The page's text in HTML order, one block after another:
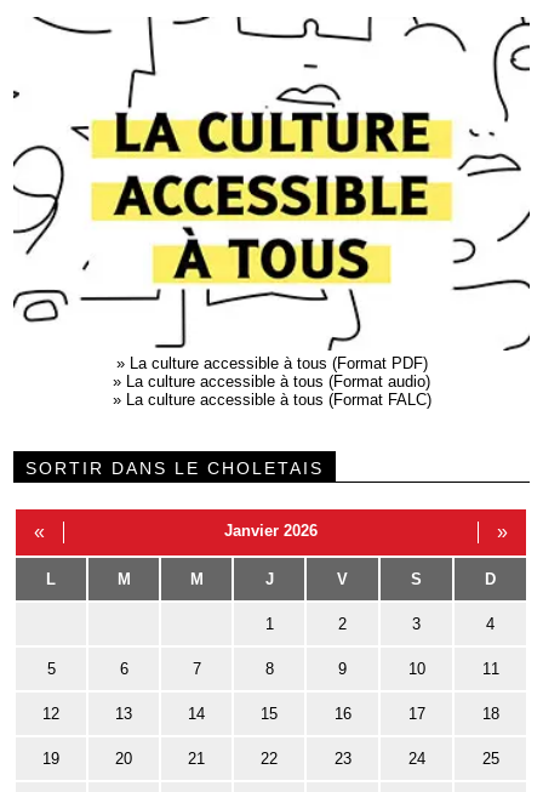
» La culture accessible à tous (Format PDF)
» La culture accessible à tous (Format audio)
» La culture accessible à tous (Format FALC)
SORTIR DANS LE CHOLETAIS
« Janvier 2026 »
L M M J V S D
1 2 3 4
5 6 7 8 9 10 11
12 13 14 15 16 17 18
19 20 21 22 23 24 25